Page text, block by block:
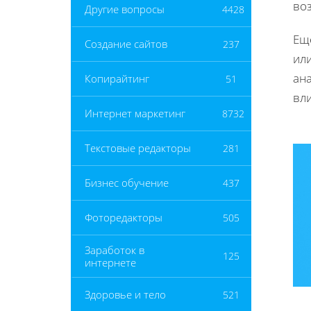
Другие вопросы 4428
Создание сайтов 237
Копирайтинг 51
Интернет маркетинг 8732
Текстовые редакторы 281
Бизнес обучение 437
Фоторедакторы 505
Заработок в
интернете
125
Здоровье и тело 521